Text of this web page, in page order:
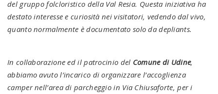
del gruppo folcloristico della Val Resia. Questa iniziativa ha
destato interesse e curiosità nei visitatori, vedendo dal vivo,
quanto normalmente è documentato solo da depliants.
In collaborazione ed il patrocinio del Comune di Udine,
abbiamo avuto l’incarico di organizzare l’accoglienza
camper nell’area di parcheggio in Via Chiusaforte, per i